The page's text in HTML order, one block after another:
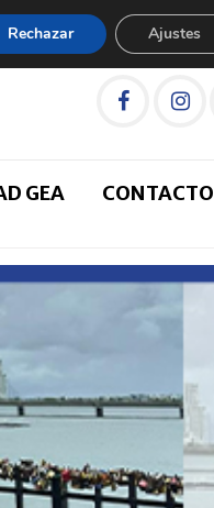
GEA CONTACTO
Rechazar Ajustes